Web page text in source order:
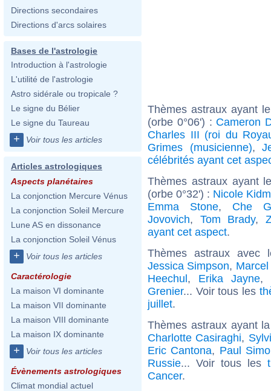
Directions secondaires
Directions d'arcs solaires
Bases de l'astrologie
Introduction à l'astrologie
L'utilité de l'astrologie
Astro sidérale ou tropicale ?
Le signe du Bélier
Le signe du Taureau
+ Voir tous les articles
Articles astrologiques
Aspects planétaires
La conjonction Mercure Vénus
La conjonction Soleil Mercure
Lune AS en dissonance
La conjonction Soleil Vénus
+ Voir tous les articles
Caractérologie
La maison VI dominante
La maison VII dominante
La maison VIII dominante
La maison IX dominante
+ Voir tous les articles
Évènements astrologiques
Climat mondial actuel
Thèmes astraux ayant
(orbe 0°06') : Cameron
Charles III (roi du
Grimes (musicienne),
célébrités ayant cet
Thèmes astraux ayant
(orbe 0°32') : Nicole
Emma Stone, Che
Jovovich, Tom Brady,
ayant cet aspect.
Thèmes astraux
Jessica Simpson,
Heechul, Erika Jayne,
Grenier... Voir tous les
juillet.
Thèmes astraux ayant
Charlotte Casiraghi,
Eric Cantona, Paul
Russie... Voir tous les
Cancer.